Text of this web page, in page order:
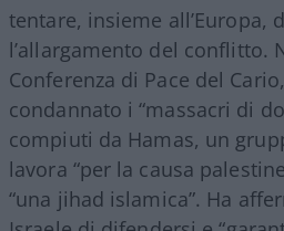
tentare, insieme all’Europa,
l’allargamento del conflitto.
Conferenza di Pace del
condannato i “massacri di
compiuti da Hamas, un
lavora “per la causa
“una jihad islamica”. Ha